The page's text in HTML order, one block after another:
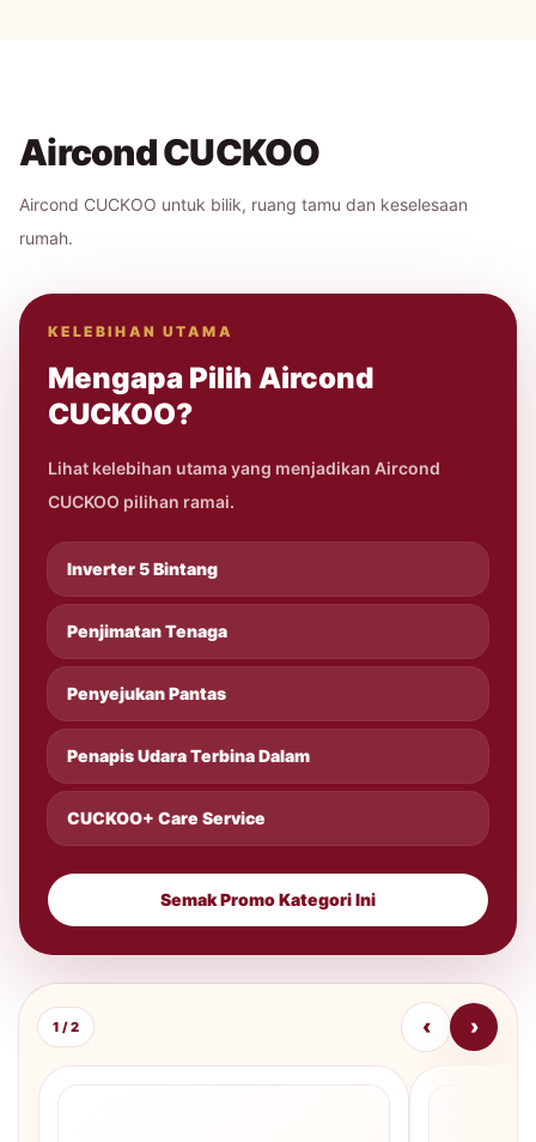
Aircond CUCKOO
Aircond CUCKOO untuk bilik, ruang tamu dan keselesaan
rumah.
KELEBIHAN UTAMA
Mengapa Pilih Aircond
CUCKOO?
Lihat kelebihan utama yang menjadikan Aircond
CUCKOO pilihan ramai.
Inverter 5 Bintang
Penjimatan Tenaga
Penyejukan Pantas
Penapis Udara Terbina Dalam
CUCKOO+ Care Service
Semak Promo Kategori Ini
1 / 2 ‹ ›